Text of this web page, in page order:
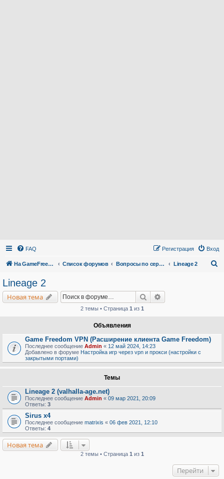
FAQ Вход
Регистрация
На GameFreedom.ru Список форумов Вопросы по сервису Lineage 2
Lineage 2
Новая тема Поиск
2 темы • Страница 1 из 1
Объявления
Game Freedom VPN (Расширение клиента Game Freedom)
Последнее сообщение Admin « 12 май 2024, 14:23
Добавлено в форуме Настройка игр через vpn и прокси (настройки с
закрытыми портами)
Темы
Lineage 2 (valhalla-age.net)
Последнее сообщение Admin « 09 мар 2021, 20:09
Ответы: 3
Sirus x4
Последнее сообщение matrixis « 06 фев 2021, 12:10
Ответы: 4
Новая тема
2 темы • Страница 1 из 1
Перейти